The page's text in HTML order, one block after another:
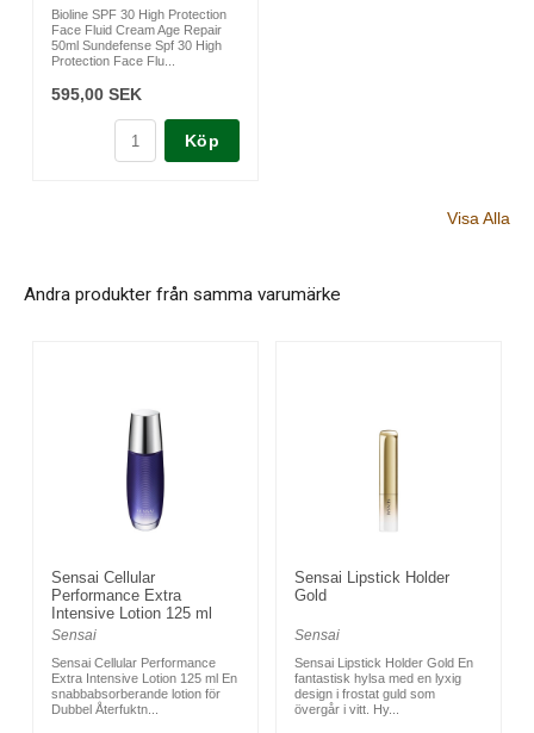
Bioline SPF 30 High Protection
Face Fluid Cream Age Repair
50ml Sundefense Spf 30 High
Protection Face Flu...
595,00 SEK
Köp
Visa Alla
Andra produkter från samma varumärke
Sensai Cellular
Performance Extra
Intensive Lotion 125 ml
Sensai
Sensai Cellular Performance
Extra Intensive Lotion 125 ml En
snabbabsorberande lotion för
Dubbel Återfuktn...
Sensai Lipstick Holder
Gold
Sensai
Sensai Lipstick Holder Gold En
fantastisk hylsa med en lyxig
design i frostat guld som
övergår i vitt. Hy...